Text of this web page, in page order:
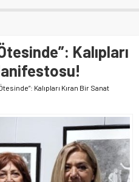
Kalıpları
Kalıpları Kıran Bir Sanat